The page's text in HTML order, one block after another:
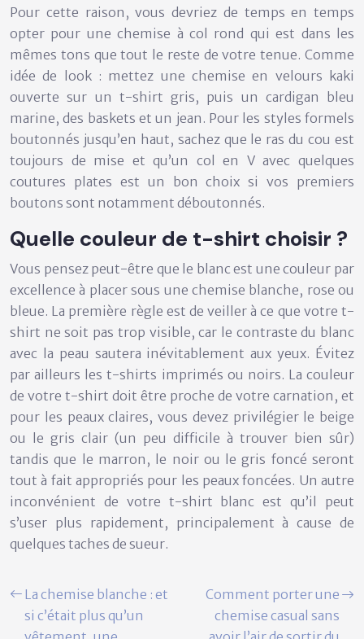
Pour cette raison, vous devriez de temps en temps
opter pour une chemise à col rond qui est dans les
mêmes tons que tout le reste de votre tenue. Comme
idée de look : mettez une chemise en velours kaki
ouverte sur un t-shirt gris, puis un cardigan bleu
marine, des baskets et un jean. Pour les styles formels
boutonnés jusqu’en haut, sachez que le ras du cou est
toujours de mise et qu’un col en V avec quelques
coutures plates est un bon choix si vos premiers
boutons sont notamment déboutonnés.
Quelle couleur de t-shirt choisir ?
Vous pensez peut-être que le blanc est une couleur par
excellence à placer sous une chemise blanche, rose ou
bleue. La première règle est de veiller à ce que votre t-
shirt ne soit pas trop visible, car le contraste du blanc
avec la peau sautera inévitablement aux yeux. Évitez
par ailleurs les t-shirts imprimés ou noirs. La couleur
de votre t-shirt doit être proche de votre carnation, et
pour les peaux claires, vous devez privilégier le beige
ou le gris clair (un peu difficile à trouver bien sûr)
tandis que le marron, le noir ou le gris foncé seront
tout à fait appropriés pour les peaux foncées. Un autre
inconvénient de votre t-shirt blanc est qu’il peut
s’user plus rapidement, principalement à cause de
quelques taches de sueur.
La chemise blanche : et
si c’était plus qu’un
Comment porter une
chemise casual sans